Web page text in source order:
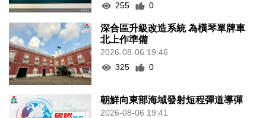
255
0
深合區升級改造系統 為橫琴單牌車
北上作準備
2026-08-06 19:46
325
0
朝鮮向東部海域發射短程彈道導彈
2026-08-06 19:41